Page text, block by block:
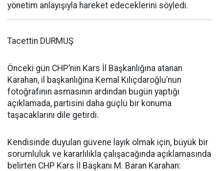
yönetim anlayışıyla hareket edeceklerini söyledi.
Tacettin DURMUŞ
Önceki gün CHP’nin Kars İl Başkanlığına atanan
Karahan, il başkanlığına Kemal Kılıçdaroğlu’nun
fotoğrafının asmasının ardından bugün yaptığı
açıklamada, partisini daha güçlü bir konuma
taşacaklarını dile getirdi.
Kendisinde duyulan güvene layık olmak için, büyük bir
sorumluluk ve kararlılıkla çalışacağında açıklamasında
belirten CHP Kars İl Başkanı M. Baran Karahan: